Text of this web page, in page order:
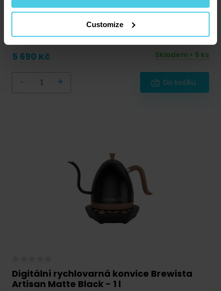
Customize
Digitální rychlovarná konvice Brewista
Artisan All White - 1 l
5 690 Kč Skladem > 5 ks
+ Do košíku
Digitální rychlovarná konvice Brewista
Artisan Matte Black - 1 l